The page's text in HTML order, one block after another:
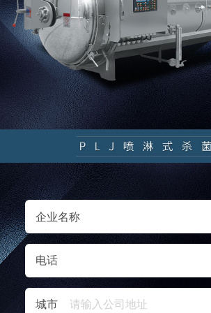
企业名称
电话
城市